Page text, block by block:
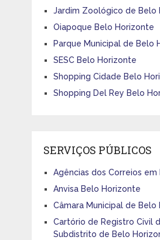
Jardim Zoológico de Belo
Oiapoque Belo Horizonte
Parque Municipal de Belo
SESC Belo Horizonte
Shopping Cidade Belo
Shopping Del Rey Belo
SERVIÇOS PÚBLICOS
Agências dos Correios
Anvisa Belo Horizonte
Câmara Municipal de Belo
Cartório de Registro Civil
Subdistrito de Belo